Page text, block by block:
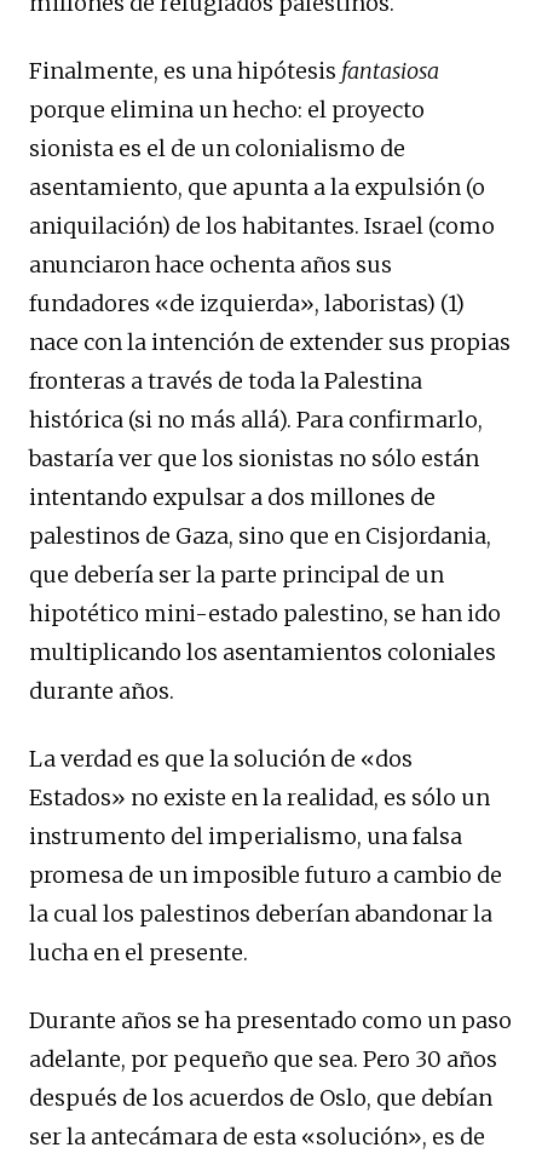
Finalmente, es una hipótesis fantasiosa
porque elimina un hecho: el proyecto
sionista es el de un colonialismo de
asentamiento, que apunta a la expulsión (o
aniquilación) de los habitantes. Israel (como
anunciaron hace ochenta años sus
fundadores «de izquierda», laboristas) (1)
nace con la intención de extender sus propias
fronteras a través de toda la Palestina
histórica (si no más allá). Para confirmarlo,
bastaría ver que los sionistas no sólo están
intentando expulsar a dos millones de
palestinos de Gaza, sino que en Cisjordania,
que debería ser la parte principal de un
hipotético mini-estado palestino, se han ido
multiplicando los asentamientos coloniales
durante años.
La verdad es que la solución de «dos
Estados» no existe en la realidad, es sólo un
instrumento del imperialismo, una falsa
promesa de un imposible futuro a cambio de
la cual los palestinos deberían abandonar la
lucha en el presente.
Durante años se ha presentado como un paso
adelante, por pequeño que sea. Pero 30 años
después de los acuerdos de Oslo, que debían
ser la antecámara de esta «solución», es de